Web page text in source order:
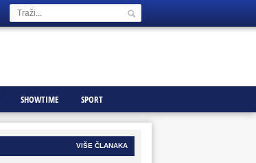
SHOWTIME SPORT
VIŠE ČLANAKA